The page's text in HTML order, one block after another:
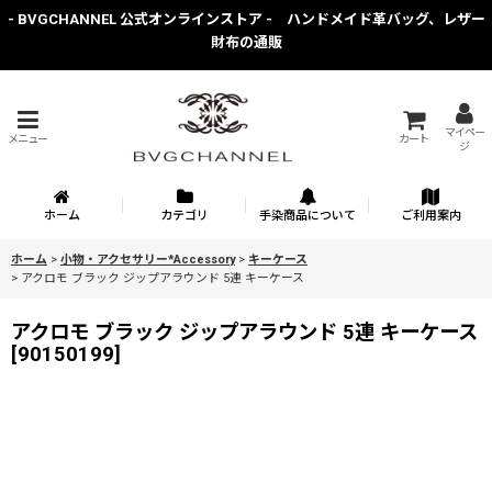
- BVGCHANNEL 公式オンラインストア - ハンドメイド革バッグ、レザー
財布の通販
メニュー カート
マイペー
ジ
ホーム カテゴリ 手染商品について ご利用案内
ホーム > 小物・アクセサリー*Accessory > キーケース
> アクロモ ブラック ジップアラウンド 5連 キーケース
アクロモ ブラック ジップアラウンド 5連 キーケース
[90150199]